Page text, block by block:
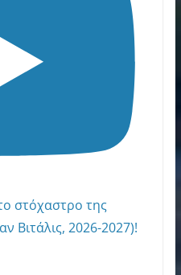
στόχαστρο της
Βιτάλις, 2026-2027)!